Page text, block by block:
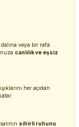
dalına veya bir rafa
canlılık ve eşsiz
ışıklarını her açıdan
sihirli ruhunu